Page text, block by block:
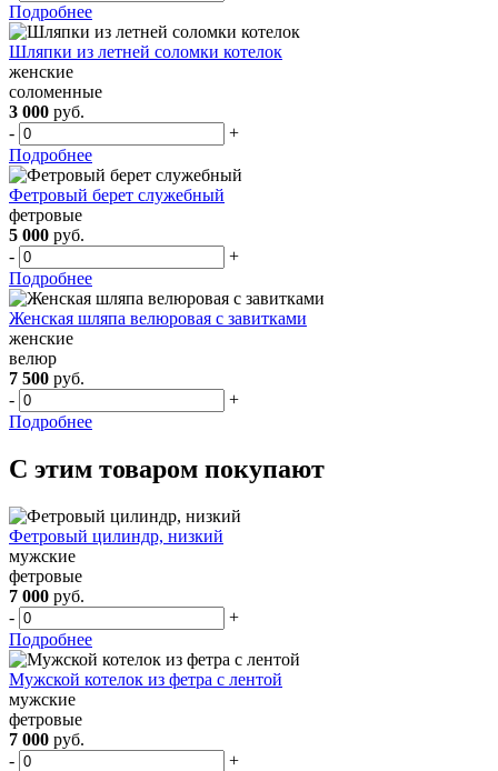
Подробнее
Шляпки из летней соломки котелок
женские
соломенные
3 000 руб.
-
+
Подробнее
Фетровый берет служебный
фетровые
5 000 руб.
-
+
Подробнее
Женская шляпа велюровая с завитками
женские
велюр
7 500 руб.
-
+
Подробнее
С этим товаром покупают
Фетровый цилиндр, низкий
мужские
фетровые
7 000 руб.
-
+
Подробнее
Мужской котелок из фетра с лентой
мужские
фетровые
7 000 руб.
-
+